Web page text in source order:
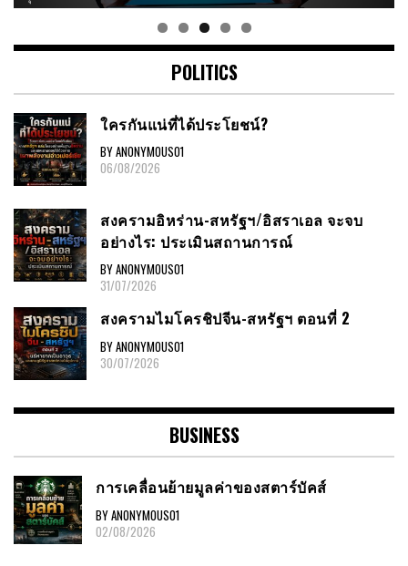
POLITICS
ใครกันแน่ที่ได้ประโยชน์?
BY ANONYMOUS01
06/08/2026
สงครามอิหร่าน-สหรัฐฯ/อิสราเอล จะจบ
อย่างไร: ประเมินสถานการณ์
BY ANONYMOUS01
31/07/2026
สงครามไมโครชิปจีน-สหรัฐฯ ตอนที่ 2
BY ANONYMOUS01
30/07/2026
BUSINESS
การเคลื่อนย้ายมูลค่าของสตาร์บัคส์
BY ANONYMOUS01
02/08/2026